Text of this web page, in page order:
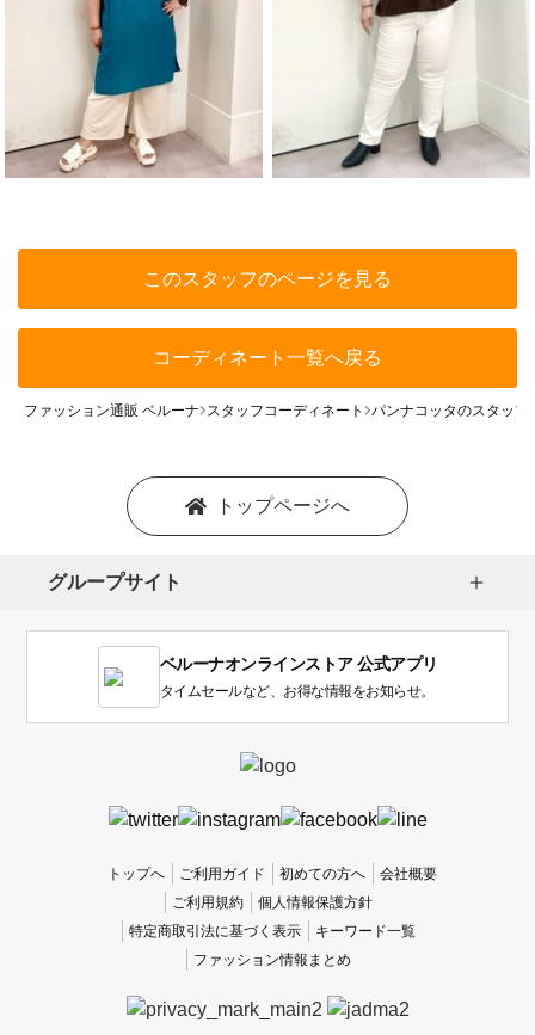
このスタッフのページを見る
コーディネート一覧へ戻る
ファッション通販 ベルーナ スタッフコーディネート パンナコッタのスタッフ
トップページへ
グループサイト
ベルーナオンラインストア 公式アプリ
タイムセールなど、お得な情報をお知らせ。
トップへ ご利用ガイド 初めての方へ
会社概要
ご利用規約
個人情報保護方針
特定商取引法に基づく表示
キーワード一覧
ファッション情報まとめ